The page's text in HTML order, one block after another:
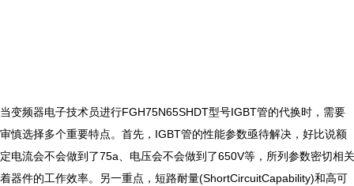
当变频器电子技术员进行FGH75N65SHDT型号IGBT管的代换时，需要
审慎选择多个重要特点。首先，IGBT管的性能参数亟待解决，好比说额
定电流会不会做到了75a、电压会不会做到了650V等，所列参数密切相关
着器件的工作效率。另一重点，短路耐量(ShortCircuitCapability)和高可